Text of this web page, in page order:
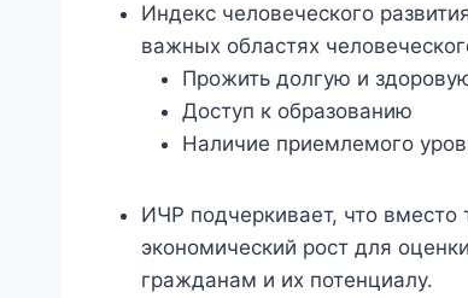
Индекс человеческого
важных областях
Прожить долгую и
Доступ к образованию
Наличие приемлемого
ИЧР подчеркивает, что вместо
экономический рост для
гражданам и их потенциалу.